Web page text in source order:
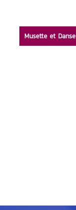
Musette et Danse